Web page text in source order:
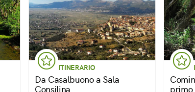
ITINERARIO
Da Casalbuono a Sala
Consilina
primo